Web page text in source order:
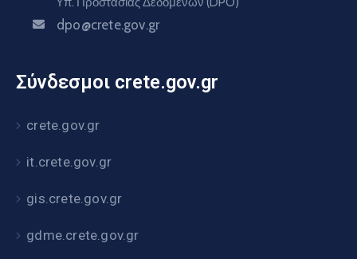
dpo@crete.gov.gr
Σύνδεσμοι crete.gov.gr
crete.gov.gr
it.crete.gov.gr
gis.crete.gov.gr
gdme.crete.gov.gr